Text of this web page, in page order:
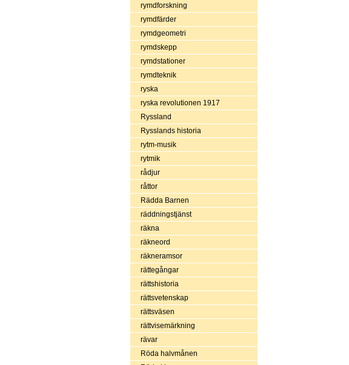
rymdforskning
rymdfärder
rymdgeometri
rymdskepp
rymdstationer
rymdteknik
ryska
ryska revolutionen 1917
Ryssland
Rysslands historia
rytm-musik
rytmik
rådjur
råttor
Rädda Barnen
räddningstjänst
räkna
räkneord
räkneramsor
rättegångar
rättshistoria
rättsvetenskap
rättsväsen
rättvisemärkning
rävar
Röda halvmånen